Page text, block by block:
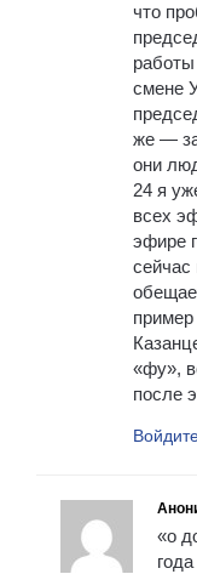
что
смене
же —
они
24 я
всех
эфире
сейчас
«фу»,
после
«о